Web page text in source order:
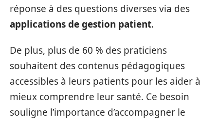
réponse à des questions diverses via des
applications de gestion patient.
De plus, plus de 60 % des praticiens
souhaitent des contenus pédagogiques
accessibles à leurs patients pour les aider à
mieux comprendre leur santé. Ce besoin
souligne l’importance d’accompagner le